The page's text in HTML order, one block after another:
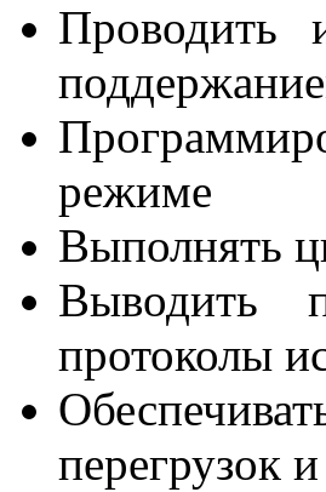
Проводить
режиме
Выполнять
Выводить
протоколы
перегрузок